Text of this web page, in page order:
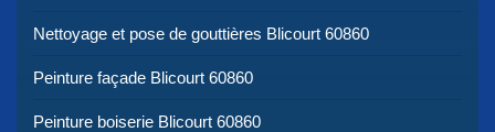
Nettoyage et pose de gouttières Blicourt 60860
Peinture façade Blicourt 60860
Peinture boiserie Blicourt 60860